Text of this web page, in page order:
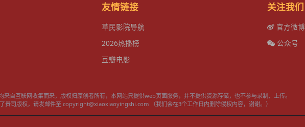
友情链接
草民影院导航
2026热播榜
豆瓣电影
关注我们
官方微博
公众号
自互联网收集而来，版权归原创者所有，本网站只提供web页面服务，并不提供资源存储，也不参与录制、上传。
贵司版权，请发邮件至 copyright@xiaoxiaoyingshi.com （我们会在3个工作日内删除侵权内容，谢谢。）